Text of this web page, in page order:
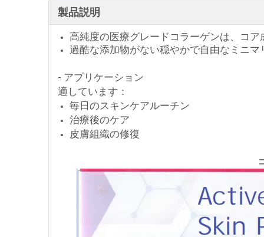
製品説明
高純度の医療グレードコラーゲンは、コ
過酷な添加物がない穏やかで自由なミニ
- アプリケーション
適しています：
毎日のスキンケアルーチン
治療後のケア
皮膚組織の修復